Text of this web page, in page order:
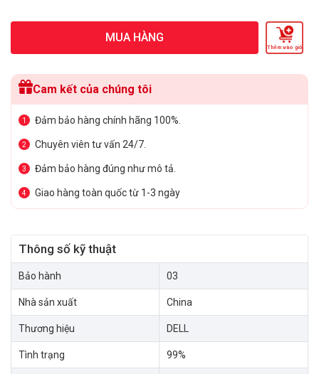
MUA HÀNG
Thêm vào giỏ
Cam kết của chúng tôi
1 Đảm bảo hàng chính hãng 100%.
2 Chuyên viên tư vấn 24/7.
3 Đảm bảo hàng đúng như mô tả.
4 Giao hàng toàn quốc từ 1-3 ngày
Thông số kỹ thuật
Bảo hành 03
Nhà sản xuất China
Thương hiệu DELL
Tình trạng 99%